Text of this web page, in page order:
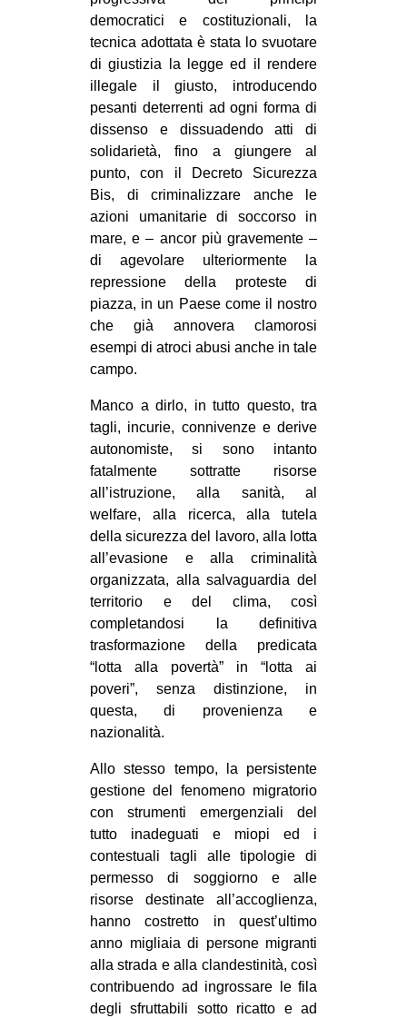
democratici e costituzionali, la
tecnica adottata è stata lo svuotare
di giustizia la legge ed il rendere
illegale il giusto, introducendo
pesanti deterrenti ad ogni forma di
dissenso e dissuadendo atti di
solidarietà, fino a giungere al
punto, con il Decreto Sicurezza
Bis, di criminalizzare anche le
azioni umanitarie di soccorso in
mare, e – ancor più gravemente –
di agevolare ulteriormente la
repressione della proteste di
piazza, in un Paese come il nostro
che già annovera clamorosi
esempi di atroci abusi anche in tale
campo.
Manco a dirlo, in tutto questo, tra
tagli, incurie, connivenze e derive
autonomiste, si sono intanto
fatalmente sottratte risorse
all’istruzione, alla sanità, al
welfare, alla ricerca, alla tutela
della sicurezza del lavoro, alla lotta
all’evasione e alla criminalità
organizzata, alla salvaguardia del
territorio e del clima, così
completandosi la definitiva
trasformazione della predicata
“lotta alla povertà” in “lotta ai
poveri”, senza distinzione, in
questa, di provenienza e
nazionalità.
Allo stesso tempo, la persistente
gestione del fenomeno migratorio
con strumenti emergenziali del
tutto inadeguati e miopi ed i
contestuali tagli alle tipologie di
permesso di soggiorno e alle
risorse destinate all’accoglienza,
hanno costretto in quest’ultimo
anno migliaia di persone migranti
alla strada e alla clandestinità, così
contribuendo ad ingrossare le fila
degli sfruttabili sotto ricatto e ad